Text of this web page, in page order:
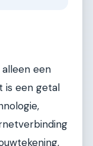
een
is een getal